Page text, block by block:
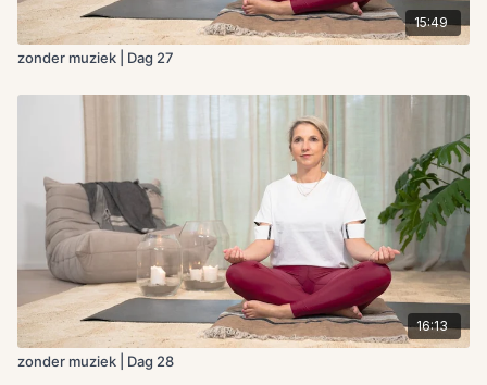
15:49
zonder muziek | Dag 27
16:13
zonder muziek | Dag 28